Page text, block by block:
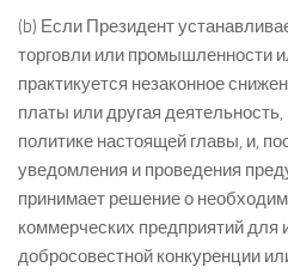
(b) Если Президент
торговли или промышленности
практикуется незаконное
платы или другая
политике настоящей главы, и,
уведомления и проведения
принимает решение о
коммерческих предприятий для
добросовестной конкуренции